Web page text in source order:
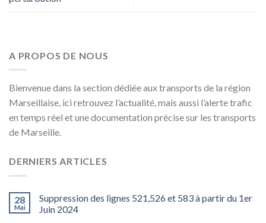
A PROPOS DE NOUS
Bienvenue dans la section dédiée aux transports de la région
Marseillaise, ici retrouvez l’actualité, mais aussi l’alerte trafic
en temps réel et une documentation précise sur les transports
de Marseille.
DERNIERS ARTICLES
28
Mai
Suppression des lignes 521,526 et 583 à partir du 1er
Juin 2024